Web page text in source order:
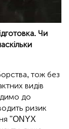
Чи
тож без
видів
до
ризик
"ONYX